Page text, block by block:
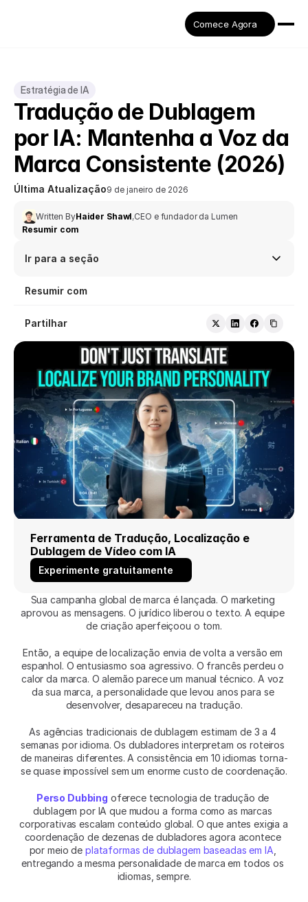
Comece Agora
Estratégia de IA
Tradução de Dublagem
por IA: Mantenha a Voz da
Marca Consistente (2026)
Última Atualização9 de janeiro de 2026
Written ByHaider Shawl,CEO e fundador da Lumen
Resumir com
Ir para a seção
Resumir com
Partilhar
Ferramenta de Tradução, Localização e
Dublagem de Vídeo com IA
Experimente gratuitamente
Sua campanha global de marca é lançada. O marketing
aprovou as mensagens. O jurídico liberou o texto. A equipe
de criação aperfeiçoou o tom.
Então, a equipe de localização envia de volta a versão em
espanhol. O entusiasmo soa agressivo. O francês perdeu o
calor da marca. O alemão parece um manual técnico. A voz
da sua marca, a personalidade que levou anos para se
desenvolver, desapareceu na tradução.
As agências tradicionais de dublagem estimam de 3 a 4
semanas por idioma. Os dubladores interpretam os roteiros
de maneiras diferentes. A consistência em 10 idiomas torna-
se quase impossível sem um enorme custo de coordenação.
Perso Dubbing oferece tecnologia de tradução de
dublagem por IA que mudou a forma como as marcas
corporativas escalam conteúdo global. O que antes exigia a
coordenação de dezenas de dubladores agora acontece
por meio de plataformas de dublagem baseadas em IA
entregando a mesma personalidade de marca em todos os
idiomas, sempre.